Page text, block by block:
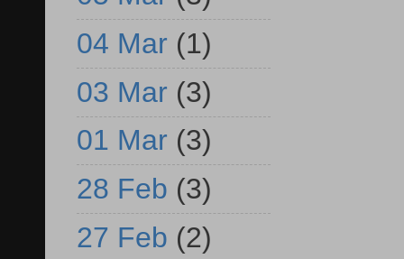
04 Mar (1)
03 Mar (3)
01 Mar (3)
28 Feb (3)
27 Feb (2)